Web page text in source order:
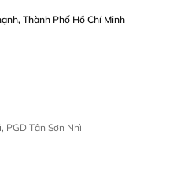
Thành Phố Hồ Chí Minh
PGD Tân Sơn Nhì